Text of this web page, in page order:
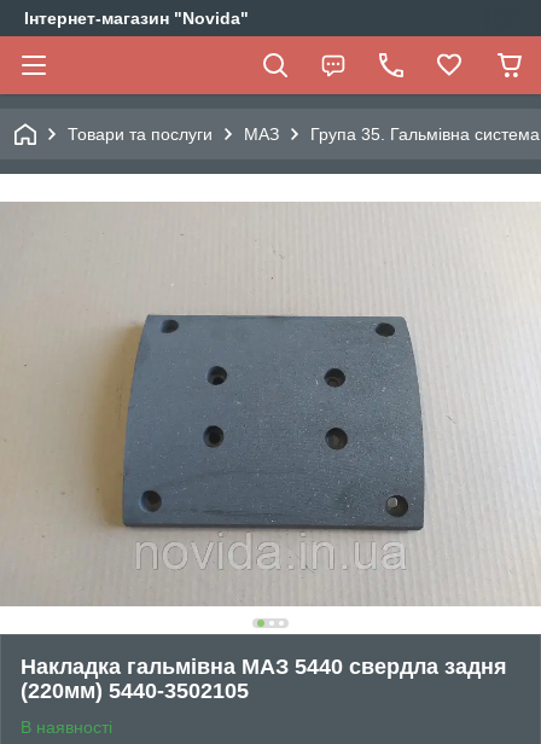
Інтернет-магазин "Novida"
Товари та послуги МАЗ Група 35. Гальмівна система
Накладка гальмівна МАЗ 5440 свердла задня
(220мм) 5440-3502105
В наявності